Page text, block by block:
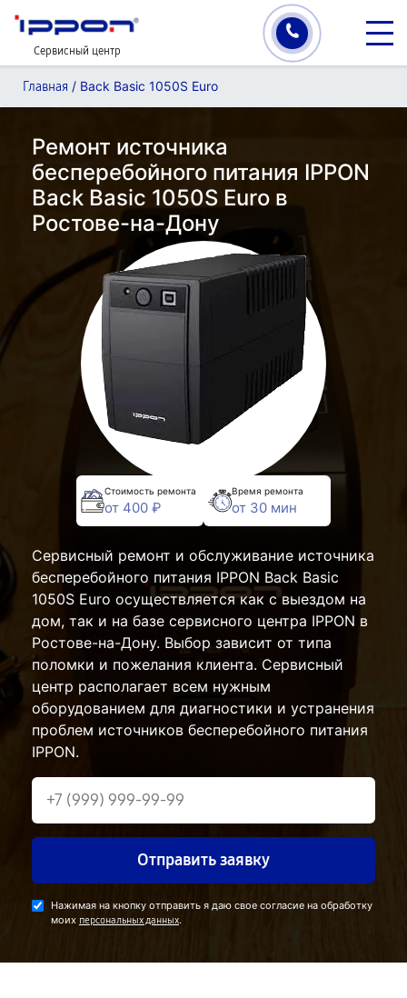
Сервисный центр
Главная / Back Basic 1050S Euro
Ремонт источника
бесперебойного питания IPPON
Back Basic 1050S Euro в
Ростове-на-Дону
Стоимость ремонта
от 400 ₽
Время ремонта
от 30 мин
Сервисный ремонт и обслуживание источника
бесперебойного питания IPPON Back Basic
1050S Euro осуществляется как с выездом на
дом, так и на базе сервисного центра IPPON в
Ростове-на-Дону. Выбор зависит от типа
поломки и пожелания клиента. Сервисный
центр располагает всем нужным
оборудованием для диагностики и устранения
проблем источников бесперебойного питания
IPPON.
Отправить заявку
Нажимая на кнопку отправить я даю свое согласие на обработку
моих персональных данных.